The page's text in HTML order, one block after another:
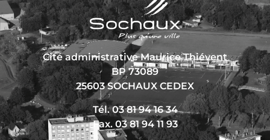
Cité administrative Maurice Thiévent
BP 73089
25603 SOCHAUX CEDEX
Tél. 03 81 94 16 34
Fax. 03 81 94 11 93